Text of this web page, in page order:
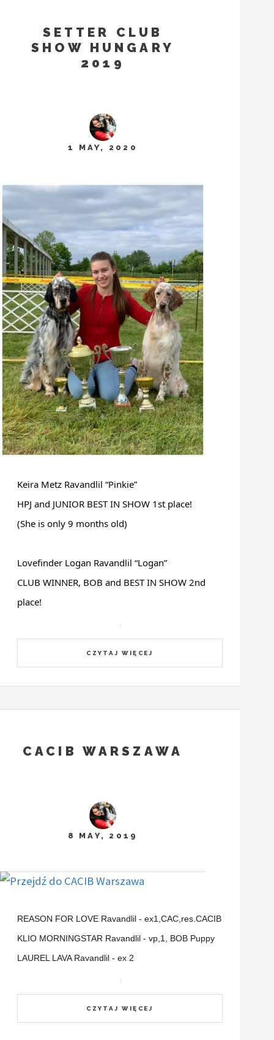
SETTER CLUB
SHOW HUNGARY
2019
1 MAY, 2020
Keira Metz Ravandlil “Pinkie”
HPJ and JUNIOR BEST IN SHOW 1st place!
(She is only 9 months old)
Lovefinder Logan Ravandlil “Logan”
CLUB WINNER, BOB and BEST IN SHOW 2nd
place!
CZYTAJ WIĘCEJ
CACIB WARSZAWA
8 MAY, 2019
REASON FOR LOVE Ravandlil - ex1,CAC,res.CACIB
KLIO MORNINGSTAR Ravandlil - vp,1, BOB Puppy
LAUREL LAVA Ravandlil - ex 2
CZYTAJ WIĘCEJ